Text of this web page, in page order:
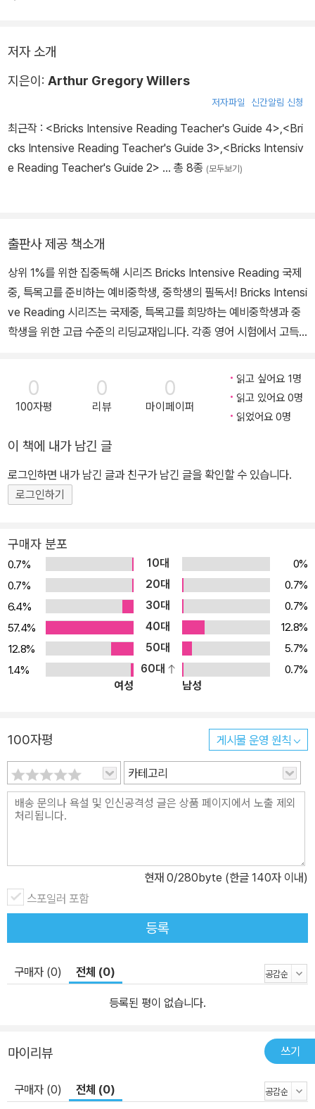
저자 소개
지은이: Arthur Gregory Willers
저자파일 신간알림 신청
최근작 : <Bricks Intensive Reading Teacher's Guide 4>,<Bri
cks Intensive Reading Teacher's Guide 3>,<Bricks Intensiv
e Reading Teacher's Guide 2> … 총 8종 (모두보기)
출판사 제공 책소개
상위 1%를 위한 집중독해 시리즈 Bricks Intensive Reading 국제
중, 특목고를 준비하는 예비중학생, 중학생의 필독서! Bricks Intensi
ve Reading 시리즈는 국제중, 특목고를 희망하는 예비중학생과 중
학생을 위한 고급 수준의 리딩교재입니다. 각종 영어 시험에서 고득
자주 출제되는 주제를 엄선하여 독해와 문제 풀이를 통해 배경지식을
넓히고, 종합적 분석 능력, 비판적 독해력을 기를 수 있도록 설계되어
s/unit) Components : Student Book(+Audio CD), Teache
r's Guide Download : Answer & Translation, Lesson Plan, W
ord List, Resources Test Sheets(Review/Actual/Word Tes
t) Worksheets(Grammar Plus & Confusing Words, Translati
야의 최신 주제 · TOEFL, TEPS, 수능 문제 유형 총망라 · 300~55
0 단어로 구성된 단계별 장문독해 학습 · 어휘 영영풀이, 동의어, 반의
어, 지시어 등을 통한 충분한 어휘 학습 · 정확하게 핵심을 찾아낼 수
있게 하는 읽기 전략 제시 ● 세부 구성 [Student Book] 브릭스 인
텐시브 리딩 시리즈는 학생들이 광범위한 배경지식을 쌓고 비판적인
사고력을 키울 수 있도록 총 4 권, 권 별 8개 chapter, 16개 unit으
로 구성되었으며, 사회, 환경, 역사, 과학, 정치, 심리, 철학, 문학, 예술
등의 다양한 학문 분야에서 세심하게 주제를 엄선하여 수록하였습니
수준별 학습이 가능하도록 하였으며, 어휘의 수준이나 문장의 길이
또한 단계별로 실력 향상이 되도록 준비하였습니다. 본문에 관한 문
제 풀이 부분은 크게 5개의 코너를 통해 여러 유형을 연습해봄으로써
각종 시험에 대한 적응력을 높일 수 있도록 구성하였습니다. 1. Intro
duction Question 각 유닛에서 다루는 토픽과 관련한 질문 2~3개
를 다루어 학생들이 Brain Storming할 수 있고 본문 내용을 추측해
주제와 관련한 어휘, 관용어들을 각 레벨에 맞게 뽑아 영어로 풀이를
제공합니다. 뿐만 아니라 synonym(동의어), antonym(반어의)도
함께 수록해 다양한 어휘 학습이 가능하고, 학습한 단어들이 문장에
서 실제로 어떻게 쓰이는지 문제를 통해 연습할 수 있습니다. 3. Pas
sage Reading & Reading Strategy 본문은 1권(300~350단
어), 2권(350~400단어) 3권(400~500단어), 4권(450~550)
으로 단계별 맞춤 학습을 할 수 있도록 학술적이고 시사적인 내용들
로 구성되어 있으며, 지문을 읽기 전에 reading strategy를 제시해
의 코너를 통해 본문의 내용을 명확하게 파악할 수 있는 문제와 함축
적인 문제, 추론 문제 등 다양한 문제를 통해 장문을 읽고, 이해하고,
의견을 정리할 수 있도록 하였습니다. A. True or False : 5개씩 T/
0
100자평
0
리뷰
0
마이페이퍼
읽고 싶어요 1명
읽고 있어요 0명
읽었어요 0명
이 책에 내가 남긴 글
로그인하면 내가 남긴 글과 친구가 남긴 글을 확인할 수 있습니다.
로그인하기
구매자 분포
0.7% 10대
0%
0.7%
20대
0.7%
6.4%
30대
0.7%
57.4%
40대
12.8%
12.8%
50대
5.7%
1.4%
60대
0.7%
여성
남성
100자평 게시물 운영 원칙
카테고리
현재 0/280byte (한글 140자 이내)
스포일러 포함
등록
구매자 (0) 전체 (0)
등록된 평이 없습니다.
마이리뷰 쓰기
구매자 (0) 전체 (0)